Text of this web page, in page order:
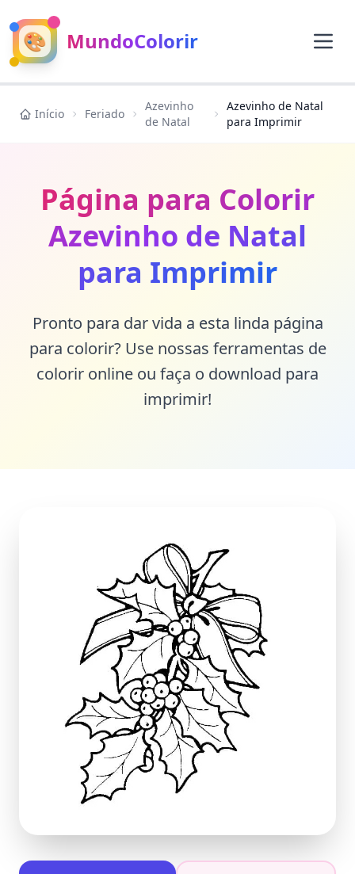
🎨 MundoColorir
Início Feriado
Azevinho
de Natal
Azevinho de Natal
para Imprimir
Página para Colorir
Azevinho de Natal
para Imprimir
Pronto para dar vida a esta linda página
para colorir? Use nossas ferramentas de
colorir online ou faça o download para
imprimir!